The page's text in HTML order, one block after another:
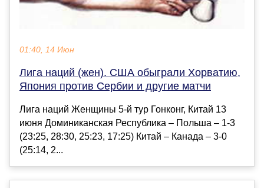
01:40, 14 Июн
Лига наций (жен). США обыграли Хорватию,
Япония против Сербии и другие матчи
Лига наций Женщины 5-й тур Гонконг, Китай 13
июня Доминиканская Республика – Польша – 1-3
(23:25, 28:30, 25:23, 17:25) Китай – Канада – 3-0
(25:14, 2...